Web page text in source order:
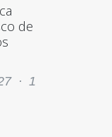
de
· 1